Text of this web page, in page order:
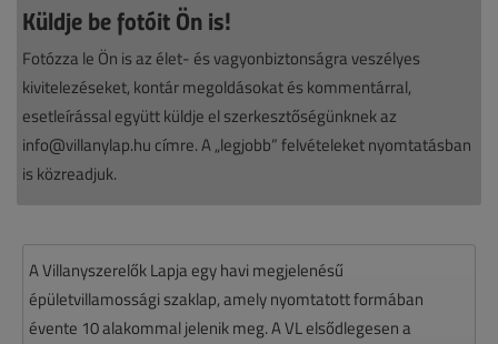
Küldje be fotóit Ön is!
Fotózza le Ön is az élet- és vagyonbiztonságra veszélyes
kivitelezéseket, kontár megoldásokat és kommentárral,
esetleírással együtt küldje el szerkesztőségünknek az
info@villanylap.hu címre. A „legjobb” felvételeket nyomtatásban
is közreadjuk.
A Villanyszerelők Lapja egy havi megjelenésű
épületvillamossági szaklap, amely nyomtatott formában
évente 10 alakommal jelenik meg. A VL elsődlegesen a